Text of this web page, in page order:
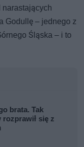
narastających
Godullę – jednego z
Śląska – i to
brata. Tak
się z